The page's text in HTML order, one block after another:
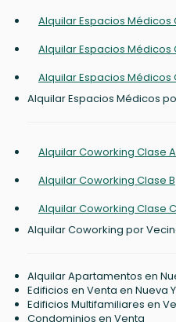
Alquilar Espacios Médicos
Alquilar Espacios Médicos
Alquilar Espacios Médicos
Alquilar Espacios Médicos
Alquilar Coworking Clase A
Alquilar Coworking Clase B
Alquilar Coworking Clase C
Alquilar Coworking por
Alquilar Apartamentos en
Edificios en Venta en Nueva
Edificios Multifamiliares en
Condominios en Venta